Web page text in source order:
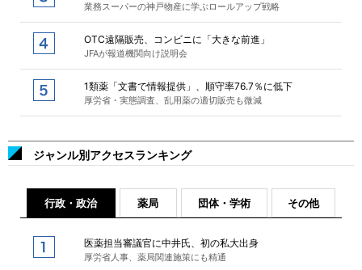
業務スーパーの神戸物産に学ぶロールアップ戦略
OTC遠隔販売、コンビニに「大きな前進」
JFAが報道機関向け説明会
1類薬「文書で情報提供」、順守率76.7％に低下
厚労省・実態調査、乱用薬の適切販売も微減
ジャンル別アクセスランキング
行政・政治 薬局 団体・学術 その他
医薬担当審議官に中井氏、初の私大出身
厚労省人事、薬局関連施策にも精通